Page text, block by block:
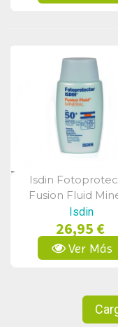
Vista Rápida
Isdin
Fusion Fluid
SPF50+ 50ml
Isdin
26,95 €
Ver Más